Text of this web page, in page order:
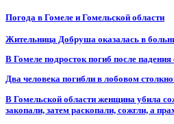
Погода в Гомеле и Гомельской области
Жительница Добруша оказалась в
В Гомеле подросток погиб после
Два человека погибли в лобовом
В Гомельской области женщина убила
закопали, затем раскопали, сожгли, а